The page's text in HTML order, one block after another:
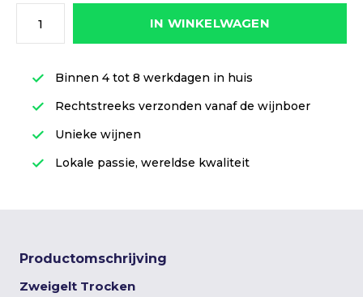
IN WINKELWAGEN
Binnen 4 tot 8 werkdagen in huis
Rechtstreeks verzonden vanaf de wijnboer
Unieke wijnen
Lokale passie, wereldse kwaliteit
Productomschrijving
Zweigelt Trocken